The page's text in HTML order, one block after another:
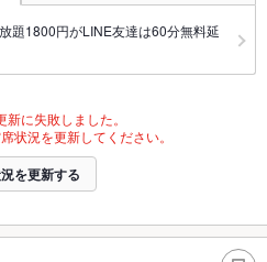
題1800円がLINE友達は60分無料延
に失敗しました。
状況を更新してください。
を更新する